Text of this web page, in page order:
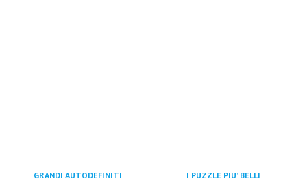
GRANDI AUTODEFINITI I PUZZLE PIU’ BELLI